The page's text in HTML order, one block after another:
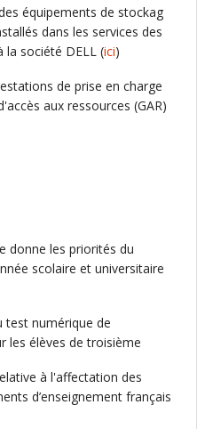
équipements de stockag
dans les services des
la société DELL (ici)
de prise en charge
aux ressources (GAR)
donne les priorités du
scolaire et universitaire
test numérique de
les élèves de troisième
à l'affectation des
d’enseignement français